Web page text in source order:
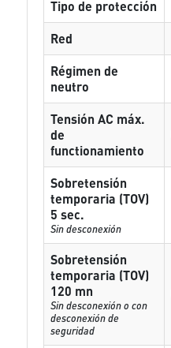
Tipo de protección
Red
Régimen de
neutro
Tensión AC máx.
de
functionamiento
Sobretensión
temporaria (TOV)
5 sec.
Sin desconexión
Sobretensión
temporaria (TOV)
120 mn
Sin desconexión o con
desconexión de
seguridad